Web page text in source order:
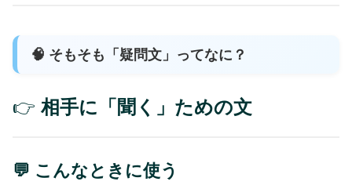
🧠 そもそも「疑問文」ってなに？
👉 相手に「聞く」ための文
💬 こんなときに使う